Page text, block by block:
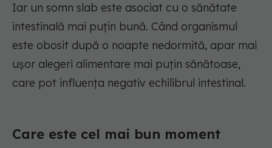
Iar un somn slab este asociat cu o sănătate
intestinală mai puțin bună. Când organismul
este obosit după o noapte nedormită, apar mai
ușor alegeri alimentare mai puțin sănătoase,
care pot influența negativ echilibrul intestinal.
Care este cel mai bun moment